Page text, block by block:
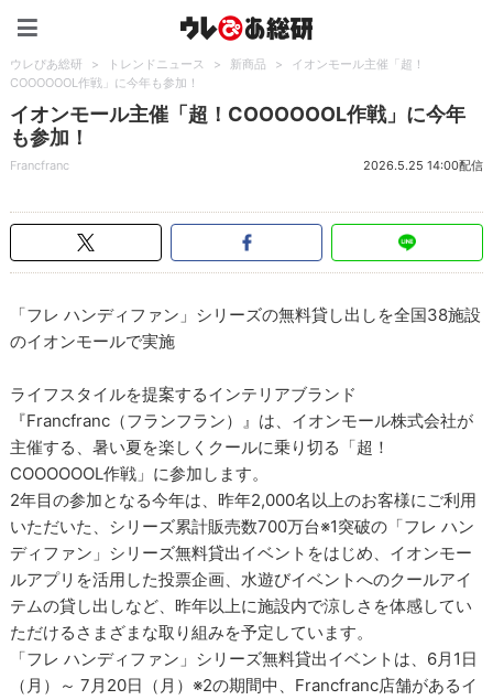
ウレぴあ総研 > トレンドニュース > 新商品 >
イオンモール主催「超！
COOOOOOL作戦」に今年も参加！
イオンモール主催「超！COOOOOOL作戦」に今年
も参加！
Francfranc 2026.5.25 14:00配信
「フレ ハンディファン」シリーズの無料貸し出しを全国38施設
のイオンモールで実施
ライフスタイルを提案するインテリアブランド
『Francfranc（フランフラン）』は、イオンモール株式会社が
主催する、暑い夏を楽しくクールに乗り切る「超！
COOOOOOL作戦」に参加します。
2年目の参加となる今年は、昨年2,000名以上のお客様にご利用
いただいた、シリーズ累計販売数700万台※1突破の「フレ ハン
ディファン」シリーズ無料貸出イベントをはじめ、イオンモー
ルアプリを活用した投票企画、水遊びイベントへのクールアイ
テムの貸し出しなど、昨年以上に施設内で涼しさを体感してい
ただけるさまざまな取り組みを予定しています。
「フレ ハンディファン」シリーズ無料貸出イベントは、6月1日
（月）～ 7月20日（月）※2の期間中、Francfranc店舗があるイ